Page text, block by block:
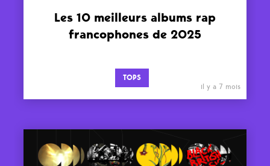
Les 10 meilleurs albums rap
francophones de 2025
TOPS
il y a 7 mois